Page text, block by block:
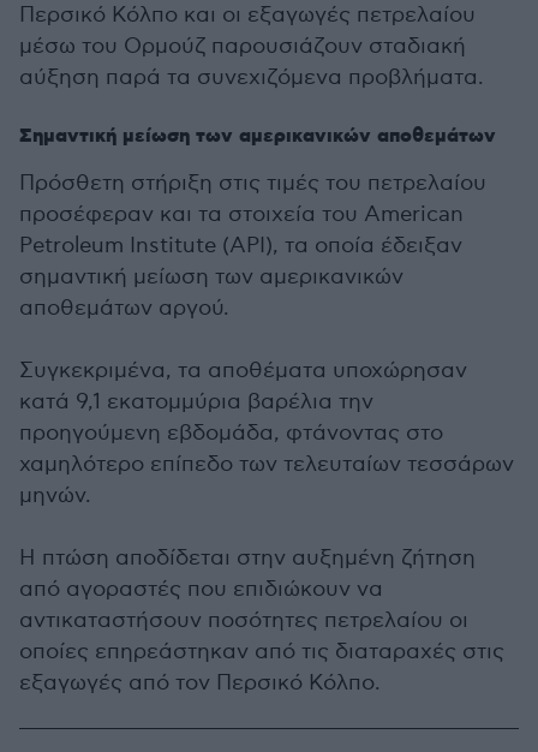
Περσικό Κόλπο και οι εξαγωγές πετρελαίου
μέσω του Ορμούζ παρουσιάζουν σταδιακή
αύξηση παρά τα συνεχιζόμενα προβλήματα.
Σημαντική μείωση των αμερικανικών αποθεμάτων
Πρόσθετη στήριξη στις τιμές του πετρελαίου
προσέφεραν και τα στοιχεία του American
Petroleum Institute (API), τα οποία έδειξαν
σημαντική μείωση των αμερικανικών
αποθεμάτων αργού.
Συγκεκριμένα, τα αποθέματα υποχώρησαν
κατά 9,1 εκατομμύρια βαρέλια την
προηγούμενη εβδομάδα, φτάνοντας στο
χαμηλότερο επίπεδο των τελευταίων τεσσάρων
μηνών.
Η πτώση αποδίδεται στην αυξημένη ζήτηση
από αγοραστές που επιδιώκουν να
αντικαταστήσουν ποσότητες πετρελαίου οι
οποίες επηρεάστηκαν από τις διαταραχές στις
εξαγωγές από τον Περσικό Κόλπο.